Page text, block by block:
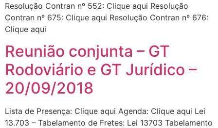
Resolução Contran nº 552: Clique aqui Resolução
Contran nº 675: Clique aqui Resolução Contran nº 676:
Clique aqui
Reunião conjunta – GT
Rodoviário e GT Jurídico –
20/09/2018
Lista de Presença: Clique aqui Agenda: Clique aqui Lei
13.703 – Tabelamento de Fretes: Lei 13703 Tabelamento